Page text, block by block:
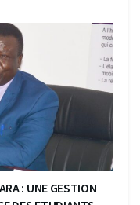
: UNE GESTION